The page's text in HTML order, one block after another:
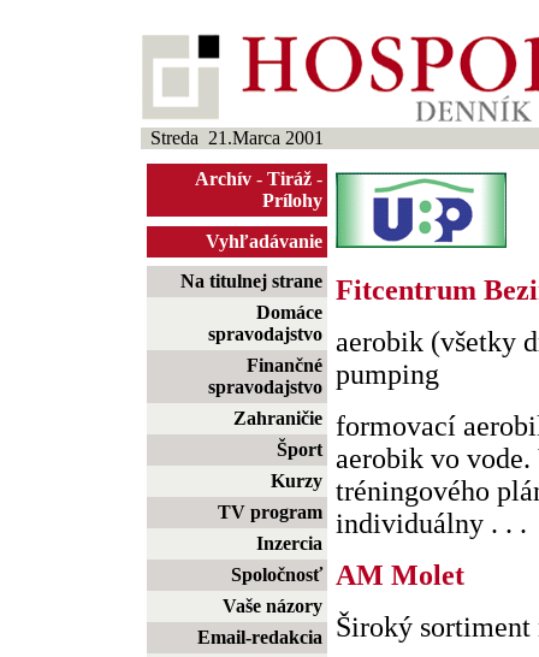
Streda 21.Marca 2001
Archív - Tiráž -
Prílohy
Vyhľadávanie
Na titulnej strane
Domáce
spravodajstvo
Finančné
spravodajstvo
Zahraničie
Šport
Kurzy
TV program
Inzercia
Spoločnosť
Vaše názory
Email-redakcia
Fitcentrum
aerobik (všetky
pumping
formovací
aerobik vo
tréningového
individuálny . . .
AM Molet
Široký